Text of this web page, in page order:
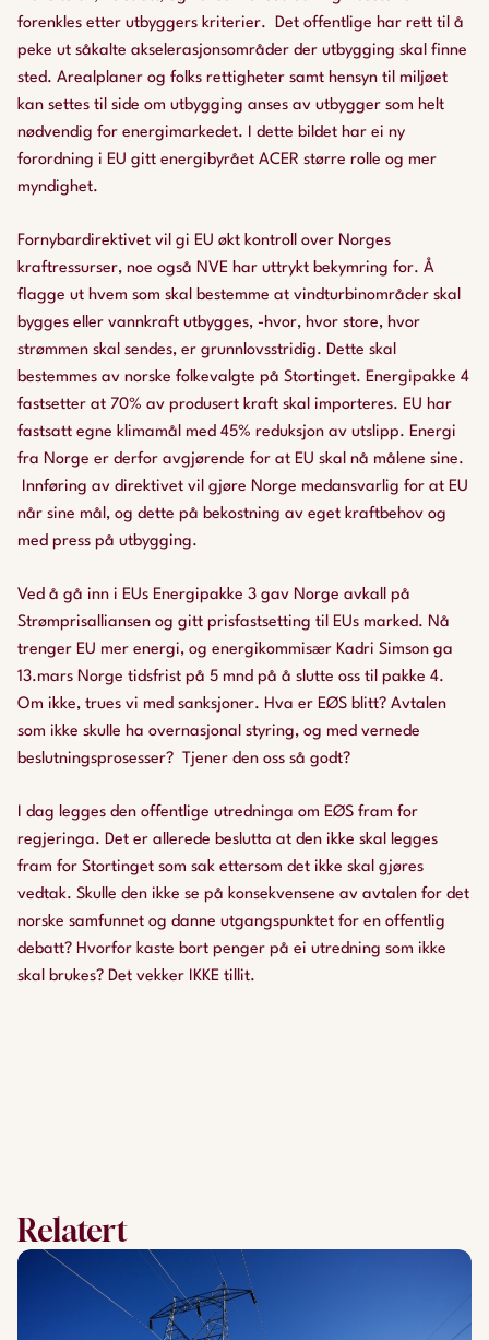
forenkles etter utbyggers kriterier. Det offentlige har rett til å
peke ut såkalte akselerasjonsområder der utbygging skal finne
sted. Arealplaner og folks rettigheter samt hensyn til miljøet
kan settes til side om utbygging anses av utbygger som helt
nødvendig for energimarkedet. I dette bildet har ei ny
forordning i EU gitt energibyrået ACER større rolle og mer
myndighet.
Fornybardirektivet vil gi EU økt kontroll over Norges
kraftressurser, noe også NVE har uttrykt bekymring for. Å
flagge ut hvem som skal bestemme at vindturbinområder skal
bygges eller vannkraft utbygges, -hvor, hvor store, hvor
strømmen skal sendes, er grunnlovsstridig. Dette skal
bestemmes av norske folkevalgte på Stortinget. Energipakke 4
fastsetter at 70% av produsert kraft skal importeres. EU har
fastsatt egne klimamål med 45% reduksjon av utslipp. Energi
fra Norge er derfor avgjørende for at EU skal nå målene sine.
Innføring av direktivet vil gjøre Norge medansvarlig for at EU
når sine mål, og dette på bekostning av eget kraftbehov og
med press på utbygging.
Ved å gå inn i EUs Energipakke 3 gav Norge avkall på
Strømprisalliansen og gitt prisfastsetting til EUs marked. Nå
trenger EU mer energi, og energikommisær Kadri Simson ga
13.mars Norge tidsfrist på 5 mnd på å slutte oss til pakke 4.
Om ikke, trues vi med sanksjoner. Hva er EØS blitt? Avtalen
som ikke skulle ha overnasjonal styring, og med vernede
beslutningsprosesser? Tjener den oss så godt?
I dag legges den offentlige utredninga om EØS fram for
regjeringa. Det er allerede beslutta at den ikke skal legges
fram for Stortinget som sak ettersom det ikke skal gjøres
vedtak. Skulle den ikke se på konsekvensene av avtalen for det
norske samfunnet og danne utgangspunktet for en offentlig
debatt? Hvorfor kaste bort penger på ei utredning som ikke
skal brukes? Det vekker IKKE tillit.
Relatert